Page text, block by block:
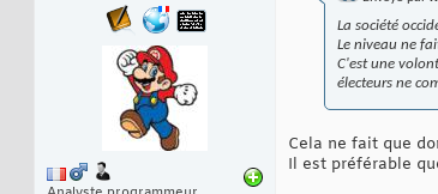
La société
Le niveau ne
C'est une
électeurs ne
Cela ne fait que
Il est préférable